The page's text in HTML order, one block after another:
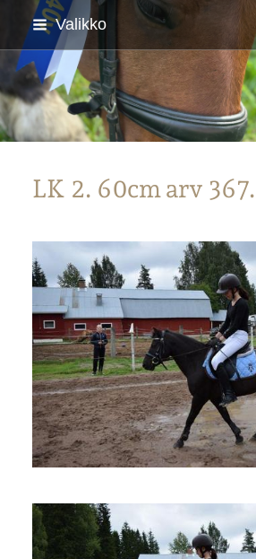
Siirry
sivun
sisältöön
Valikko
LK 2. 60cm arv